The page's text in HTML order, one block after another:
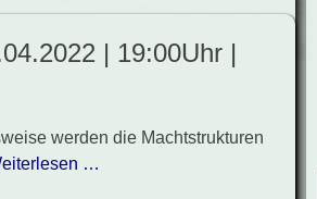
| 19:00Uhr |
werden die Machtstrukturen
…